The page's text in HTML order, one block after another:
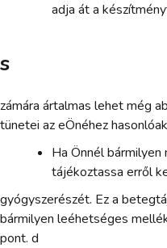
adja át a
s
zámára ártalmas lehet még
tünetei az eÖnéhez
Ha Önnél
tájékoztassa erről
gyógyszerészét. Ez a
bármilyen leéhetséges
pont. d